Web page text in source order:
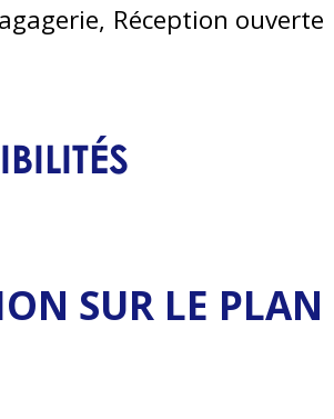
Réception ouverte
SUR LE PLAN